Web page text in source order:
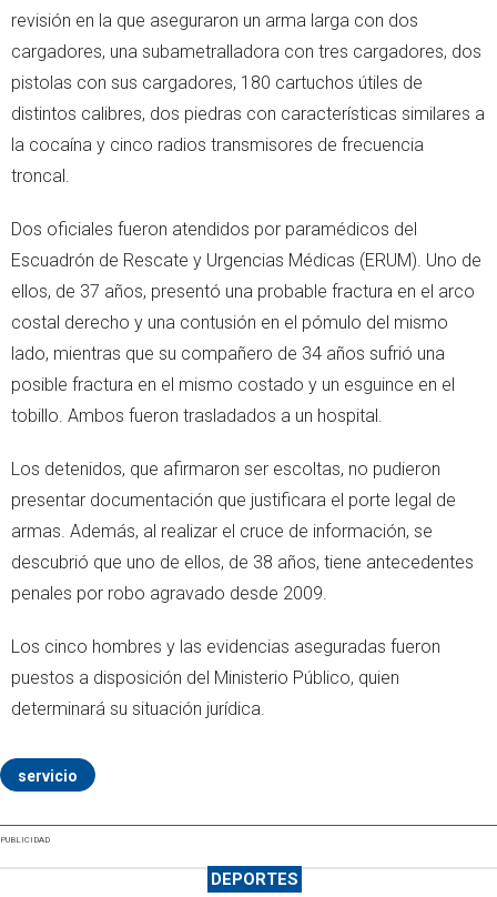
revisión en la que aseguraron un arma larga con dos
cargadores, una subametralladora con tres cargadores, dos
pistolas con sus cargadores, 180 cartuchos útiles de
distintos calibres, dos piedras con características similares a
la cocaína y cinco radios transmisores de frecuencia
troncal.
Dos oficiales fueron atendidos por paramédicos del
Escuadrón de Rescate y Urgencias Médicas (ERUM). Uno de
ellos, de 37 años, presentó una probable fractura en el arco
costal derecho y una contusión en el pómulo del mismo
lado, mientras que su compañero de 34 años sufrió una
posible fractura en el mismo costado y un esguince en el
tobillo. Ambos fueron trasladados a un hospital.
Los detenidos, que afirmaron ser escoltas, no pudieron
presentar documentación que justificara el porte legal de
armas. Además, al realizar el cruce de información, se
descubrió que uno de ellos, de 38 años, tiene antecedentes
penales por robo agravado desde 2009.
Los cinco hombres y las evidencias aseguradas fueron
puestos a disposición del Ministerio Público, quien
determinará su situación jurídica.
servicio
PUBLICIDAD
DEPORTES